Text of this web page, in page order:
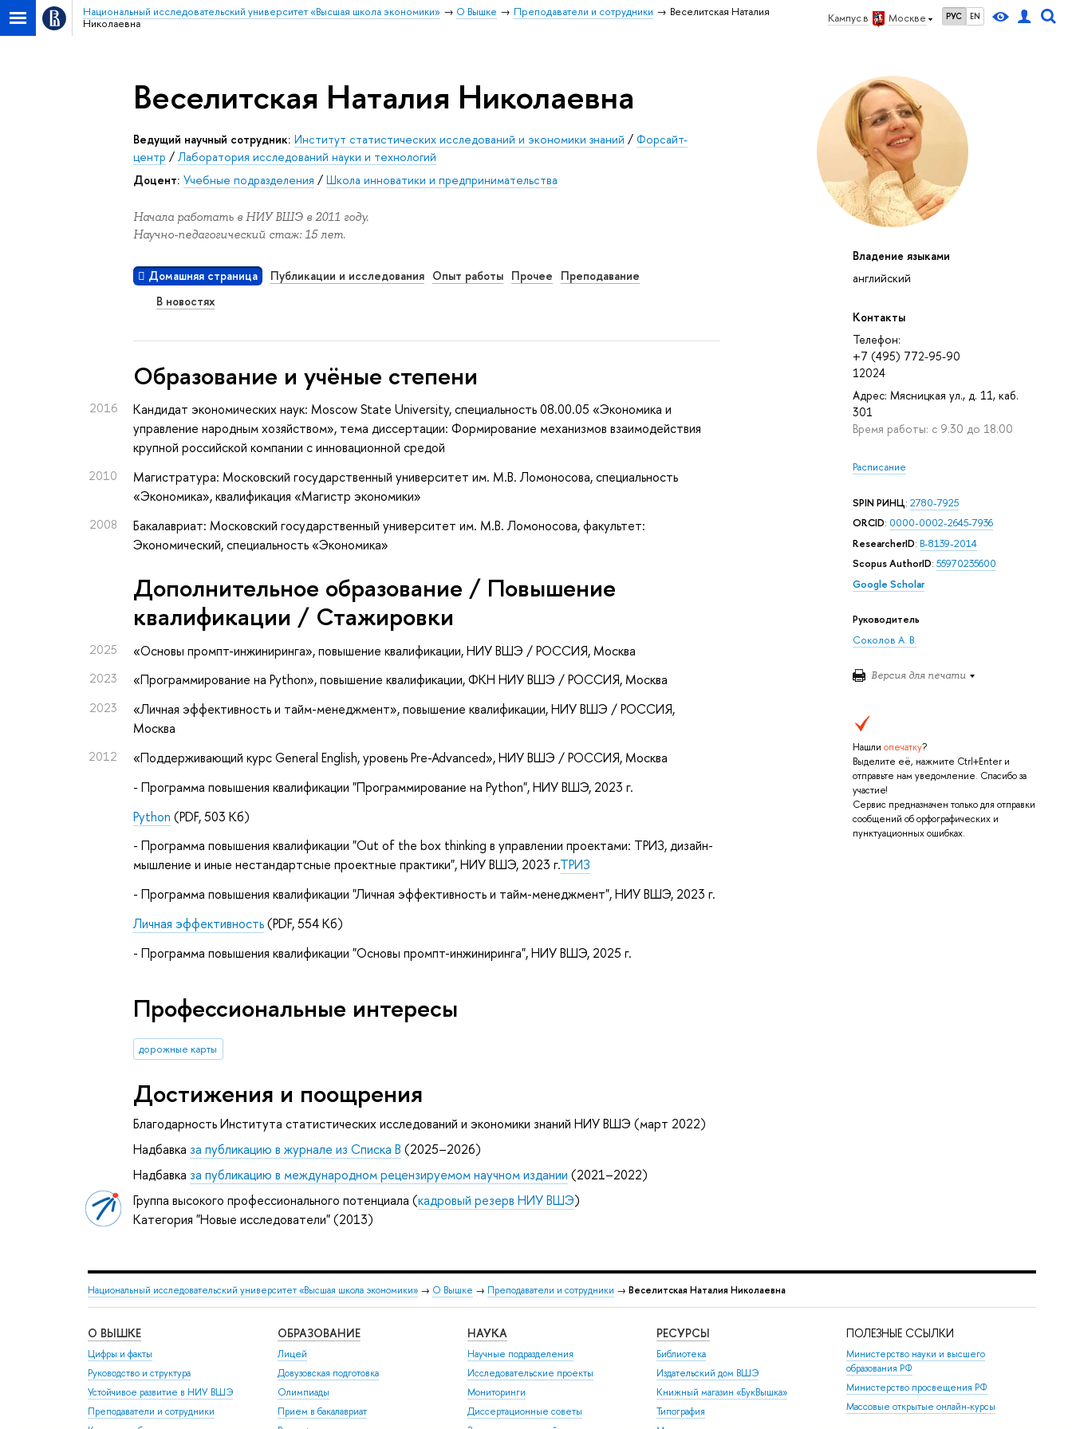
Кампус в Москве РУС EN
Национальный исследовательский университет «Высшая школа экономики» О Вышке Преподаватели и сотрудники
Веселитская Наталия
Николаевна
Владение языками
английский
Контакты
Телефон:
+7 (495) 772-95-90
12024
Адрес: Мясницкая ул., д. 11, каб.
301
Время работы: с 9.30 до 18.00
Расписание
SPIN РИНЦ: 2780-7925
ORCID: 0000-0002-2645-7936
ResearcherID: B-8139-2014
Scopus AuthorID: 55970235600
Google Scholar
Руководитель
Соколов А. В.
Версия для печати
Нашли опечатку?
Выделите её, нажмите Ctrl+Enter и
отправьте нам уведомление. Спасибо за
участие!
Сервис предназначен только для отправки
сообщений об орфографических и
пунктуационных ошибках.
Веселитская Наталия Николаевна
Ведущий научный сотрудник: Институт статистических исследований и экономики знаний /Форсайт-
центр / Лаборатория исследований науки и технологий
Доцент: Учебные подразделения /Школа инноватики и предпринимательства
Начала работать в НИУ ВШЭ в 2011 году.
Научно-педагогический стаж: 15 лет.
Домашняя страница Публикации и исследования Опыт работы Прочее
Преподавание
В новостях
Oбразование и учёные степени
2016
Кандидат экономических наук: Moscow State University, специальность 08.00.05 «Экономика и
управление народным хозяйством», тема диссертации: Формирование механизмов взаимодействия
крупной российской компании с инновационной средой
2010
Магистратура: Московский государственный университет им. М.В. Ломоносова, специальность
«Экономика», квалификация «Магистр экономики»
2008
Бакалавриат: Московский государственный университет им. М.В. Ломоносова, факультет:
Экономический, специальность «Экономика»
Дополнительное образование / Повышение
квалификации / Стажировки
2025 «Основы промпт-инжиниринга», повышение квалификации, НИУ ВШЭ / РОССИЯ, Москва
2023 «Программирование на Python», повышение квалификации, ФКН НИУ ВШЭ / РОССИЯ, Москва
2023 «Личная эффективность и тайм-менеджмент», повышение квалификации, НИУ ВШЭ / РОССИЯ,
Москва
2012 «Поддерживающий курс General English, уровень Pre-Advanced», НИУ ВШЭ / РОССИЯ, Москва
- Программа повышения квалификации "Программирование на Python", НИУ ВШЭ, 2023 г.
Python (PDF, 503 Кб)
- Программа повышения квалификации "Out of the box thinking в управлении проектами: ТРИЗ, дизайн-
мышление и иные нестандартсные проектные практики", НИУ ВШЭ, 2023 г.ТРИЗ
- Программа повышения квалификации "Личная эффективность и тайм-менеджмент", НИУ ВШЭ, 2023 г.
Личная эффективность(PDF, 554 Кб)
- Программа повышения квалификации "Основы промпт-инжиниринга", НИУ ВШЭ, 2025 г.
Профессиональные интересы
дорожные карты
Достижения и поощрения
Благодарность Института статистических исследований и экономики знаний НИУ ВШЭ (март 2022)
Надбавка за публикацию в журнале из Списка B (2025–2026)
Надбавка за публикацию в международном рецензируемом научном издании (2021–2022)
Группа высокого профессионального потенциала (кадровый резерв НИУ ВШЭ)
Категория "Новые исследователи" (2013)
Национальный исследовательский университет «Высшая школа экономики» → О Вышке → Преподаватели и сотрудники → Веселитская Наталия Николаевна
О ВЫШКЕ
Цифры и факты
Руководство и структура
Устойчивое развитие в НИУ ВШЭ
Преподаватели и сотрудники
ОБРАЗОВАНИЕ
Лицей
Довузовская подготовка
Олимпиады
Прием в бакалавриат
НАУКА
Научные подразделения
Исследовательские проекты
Мониторинги
Диссертационные советы
РЕСУРСЫ
Библиотека
Издательский дом ВШЭ
Книжный магазин «БукВышка»
Типография
ПОЛЕЗНЫЕ ССЫЛКИ
Министерство науки и высшего
образования РФ
Министерство просвещения РФ
Массовые открытые онлайн-курсы